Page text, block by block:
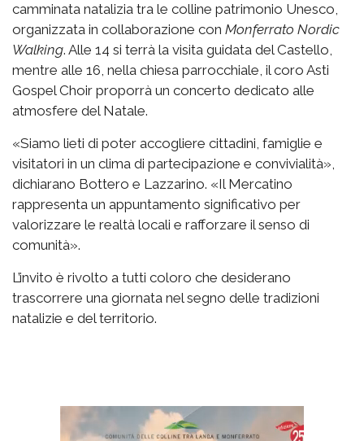
camminata natalizia tra le colline patrimonio Unesco,
organizzata in collaborazione con Monferrato Nordic
Walking. Alle 14 si terrà la visita guidata del Castello,
mentre alle 16, nella chiesa parrocchiale, il coro Asti
Gospel Choir proporrà un concerto dedicato alle
atmosfere del Natale.
«Siamo lieti di poter accogliere cittadini, famiglie e
visitatori in un clima di partecipazione e convivialità»,
dichiarano Bottero e Lazzarino. «Il Mercatino
rappresenta un appuntamento significativo per
valorizzare le realtà locali e rafforzare il senso di
comunità».
L’invito è rivolto a tutti coloro che desiderano
trascorrere una giornata nel segno delle tradizioni
natalizie e del territorio.